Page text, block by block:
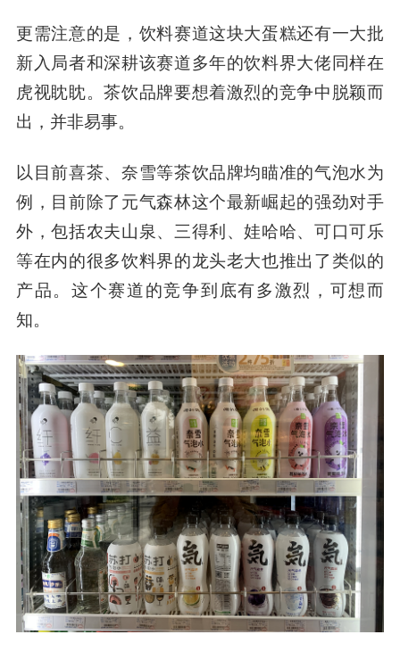
更需注意的是，饮料赛道这块大蛋糕还有一大批
新入局者和深耕该赛道多年的饮料界大佬同样在
虎视眈眈。茶饮品牌要想着激烈的竞争中脱颖而
出，并非易事。
以目前喜茶、奈雪等茶饮品牌均瞄准的气泡水为
例，目前除了元气森林这个最新崛起的强劲对手
外，包括农夫山泉、 三得利、娃哈哈、可口可乐
等在内的很多饮料界的龙头老大也推出了类似的
产品。这个赛道的竞争到底有多激烈，可想而
知。